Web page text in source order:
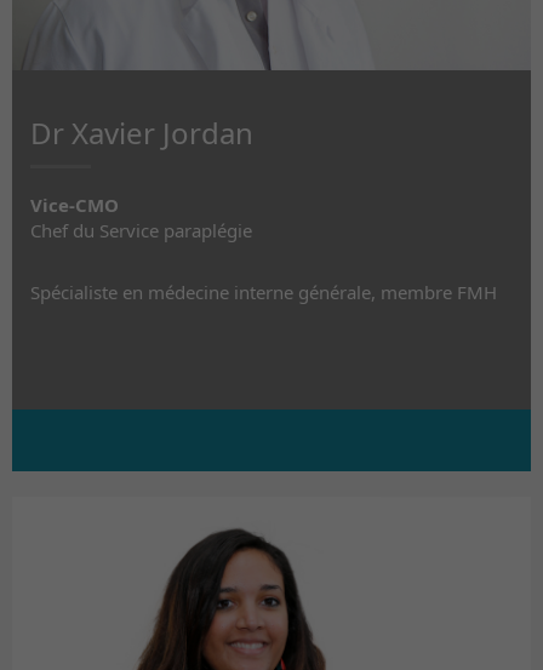
Dr Xavier Jordan
Vice-CMO
Chef du Service paraplégie
Spécialiste en médecine interne générale, membre FMH